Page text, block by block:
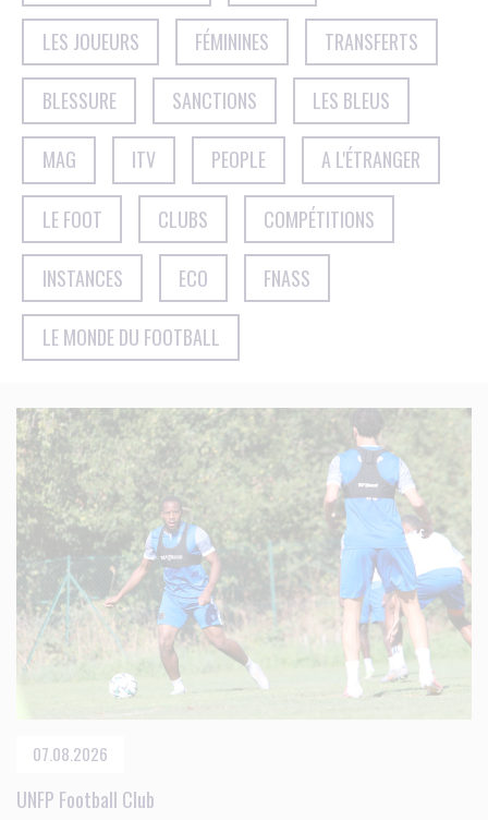
LES JOUEURS FÉMININES TRANSFERTS
BLESSURE SANCTIONS LES BLEUS
MAG ITV PEOPLE A L'ÉTRANGER
LE FOOT CLUBS COMPÉTITIONS
INSTANCES ECO FNASS
LE MONDE DU FOOTBALL
07.08.2026
UNFP Football Club